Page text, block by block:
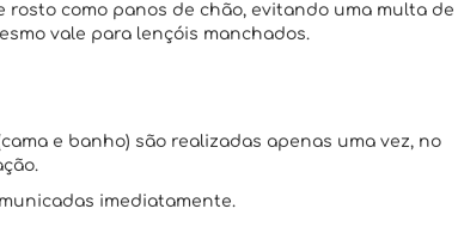
como panos de chão, evitando uma multa de
vale para lençóis manchados.
e banho) são realizadas apenas uma vez, no
imediatamente.